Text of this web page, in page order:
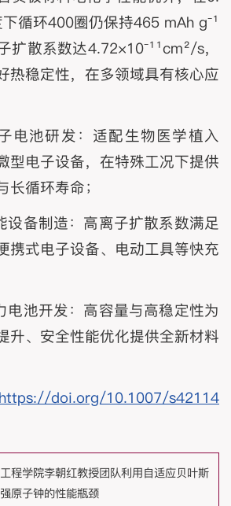
循环400圈仍保持465 mAh g⁻¹
扩散系数达4.72×10⁻¹¹cm²/s，
热稳定性，在多领域具有核心应
电池研发：适配生物医学植入
型电子设备，在特殊工况下提供
循环寿命；
设备制造：高离子扩散系数满足
携式电子设备、电动工具等快充
电池开发：高容量与高稳定性为
升、安全性能优化提供全新材料
https://doi.org/10.1007/s42114
程学院李朝红教授团队利用自适应贝叶斯
原子钟的性能瓶颈